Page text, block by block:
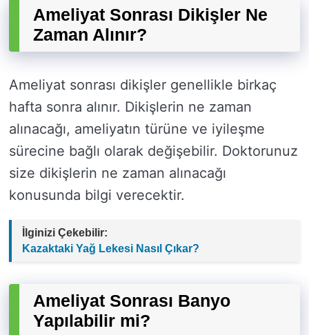
Ameliyat Sonrası Dikişler Ne
Zaman Alınır?
Ameliyat sonrası dikişler genellikle birkaç
hafta sonra alınır. Dikişlerin ne zaman
alınacağı, ameliyatın türüne ve iyileşme
sürecine bağlı olarak değişebilir. Doktorunuz
size dikişlerin ne zaman alınacağı
konusunda bilgi verecektir.
İlginizi Çekebilir:
Kazaktaki Yağ Lekesi Nasıl Çıkar?
Ameliyat Sonrası Banyo
Yapılabilir mi?